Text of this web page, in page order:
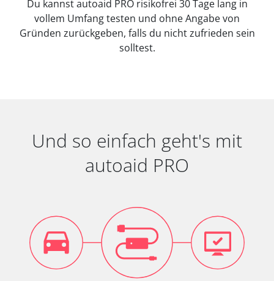
Du kannst autoaid PRO risikofrei 30 Tage lang in
vollem Umfang testen und ohne Angabe von
Gründen zurückgeben, falls du nicht zufrieden sein
solltest.
Und so einfach geht's mit
autoaid PRO